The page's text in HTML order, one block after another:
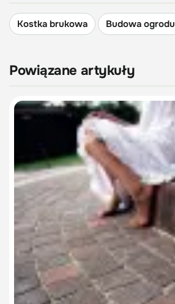
Kostka brukowa Budowa ogrodu
Powiązane artykuły